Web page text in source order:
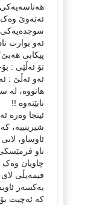
ئەتەوێ
سوجدەیەکی
ئەو بوارت
پیکابی
تۆ ئەڵێی :
ئەو ئەڵێ :
هاتووە، لە
نابێتەوە !!
ئینجا وەرە
شیرینییە،
ئاوساو،
تاو
چاویان
فیمەیڵی
یەکسەر
کە ئەچیت بۆ